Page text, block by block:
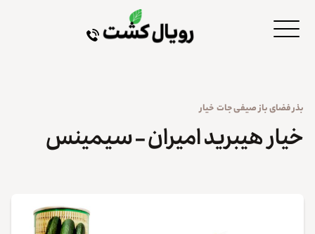
بذرفضای بازصیفی جاتخیار
خیار هیبرید امیران – سیمینس